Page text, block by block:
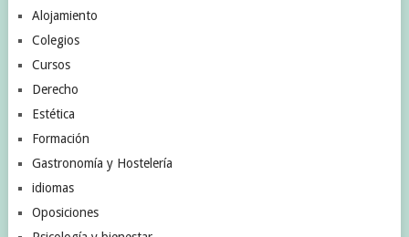
Alojamiento
Colegios
Cursos
Derecho
Estética
Formación
Gastronomía y Hostelería
idiomas
Oposiciones